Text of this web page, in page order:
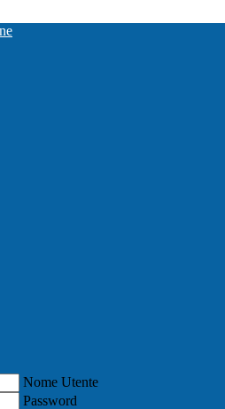
Nome Utente
Password